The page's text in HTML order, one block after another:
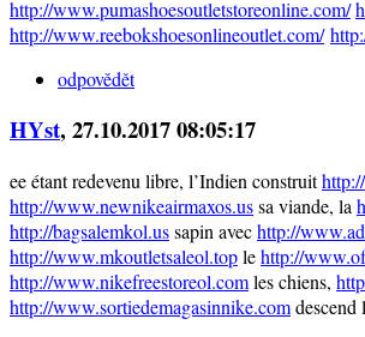
http://www.pumashoesoutletstoreonline.com/
http://www.reebokshoesonlineoutlet.com/
odpovědět
HYst, 27.10.2017 08:05:17
ee étant redevenu libre, l’Indien construit
http://www.newnikeairmaxos.ussa viande, la
http://bagsalemkol.ussapin avechttp://
http://www.mkoutletsaleol.toplehttp://
http://www.nikefreestoreol.comles chiens,
http://www.sortiedemagasinnike.com